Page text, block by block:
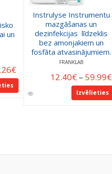
un
€
Instrulyse Instrumentu
mazgāšanas un
dezinfekcijas līdzeklis
bez amonjakiem un
fosfāta atvasinājumiem.
FRANKLAB
12.40€– 59.99€
Izvēlieties